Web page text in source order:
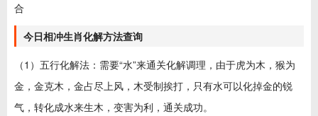
合
今日相冲生肖化解方法查询
（1）五行化解法：需要“水”来通关化解调理，由于虎为木，猴为
金，金克木，金占尽上风，木受制挨打，只有水可以化掉金的锐
气，转化成水来生木，变害为利，通关成功。